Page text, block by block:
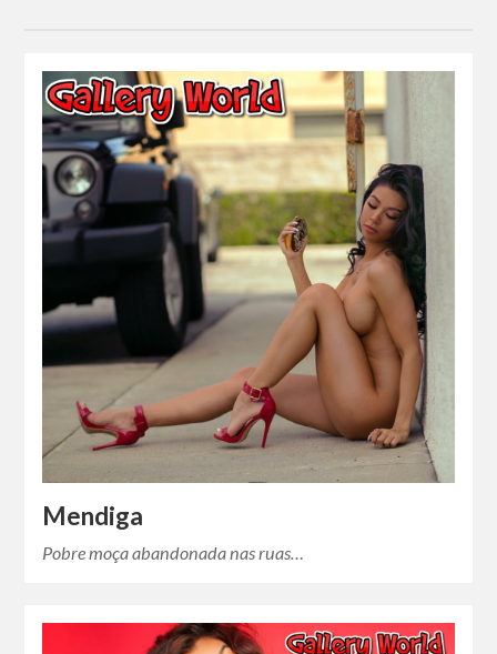
Mendiga
Pobre moça abandonada nas ruas…